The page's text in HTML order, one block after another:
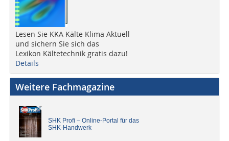
Lesen Sie KKA Kälte Klima Aktuell
und sichern Sie sich das
Lexikon Kältetechnik gratis dazu!
Details
Weitere Fachmagazine
SHK Profi – Online-Portal für das
SHK-Handwerk